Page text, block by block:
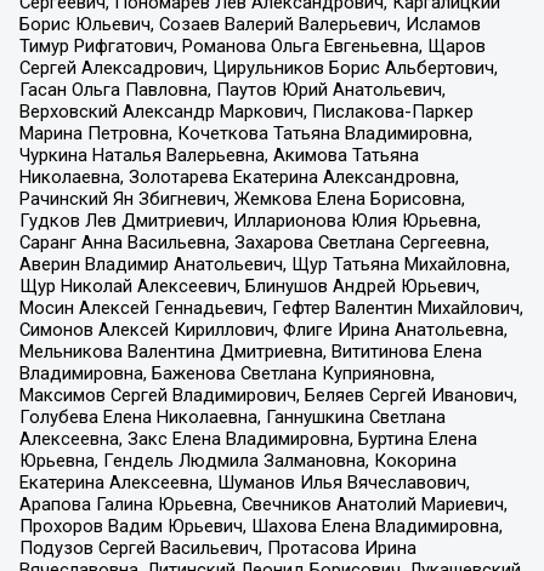
Борис Юльевич, Созаев Валерий Валерьевич, Исламов
Тимур Рифгатович, Романова Ольга Евгеньевна, Щаров
Сергей Алексадрович, Цирульников Борис Альбертович,
Гасан Ольга Павловна, Паутов Юрий Анатольевич,
Верховский Александр Маркович, Пислакова-Паркер
Марина Петровна, Кочеткова Татьяна Владимировна,
Чуркина Наталья Валерьевна, Акимова Татьяна
Николаевна, Золотарева Екатерина Александровна,
Рачинский Ян Збигневич, Жемкова Елена Борисовна,
Гудков Лев Дмитриевич, Илларионова Юлия Юрьевна,
Саранг Анна Васильевна, Захарова Светлана Сергеевна,
Аверин Владимир Анатольевич, Щур Татьяна Михайловна,
Щур Николай Алексеевич, Блинушов Андрей Юрьевич,
Мосин Алексей Геннадьевич, Гефтер Валентин Михайлович,
Симонов Алексей Кириллович, Флиге Ирина Анатольевна,
Мельникова Валентина Дмитриевна, Вититинова Елена
Владимировна, Баженова Светлана Куприяновна,
Максимов Сергей Владимирович, Беляев Сергей Иванович,
Голубева Елена Николаевна, Ганнушкина Светлана
Алексеевна, Закс Елена Владимировна, Буртина Елена
Юрьевна, Гендель Людмила Залмановна, Кокорина
Екатерина Алексеевна, Шуманов Илья Вячеславович,
Арапова Галина Юрьевна, Свечников Анатолий Мариевич,
Прохоров Вадим Юрьевич, Шахова Елена Владимировна,
Подузов Сергей Васильевич, Протасова Ирина